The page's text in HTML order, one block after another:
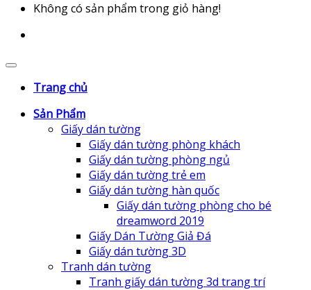
Không có sản phẩm trong giỏ hàng!
Trang chủ
Sản Phẩm
Giấy dán tường
Giấy dán tường phòng khách
Giấy dán tường phòng ngủ
Giấy dán tường trẻ em
Giấy dán tường hàn quốc
Giấy dán tường phòng cho bé
dreamword 2019
Giấy Dán Tường Giả Đá
Giấy dán tường 3D
Tranh dán tường
Tranh giấy dán tường 3d trang trí